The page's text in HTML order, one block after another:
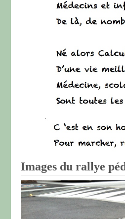
Images du rallye